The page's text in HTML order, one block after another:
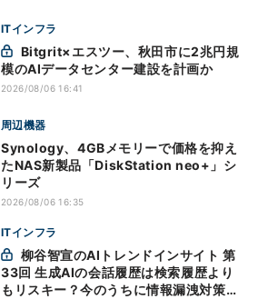
ITインフラ
模のAIデータセンター建設を計画か
2026/08/06 16:41
周辺機器
Synology、4GBメモリーで価格を抑え
たNAS新製品「DiskStation neo+」シ
リーズ
2026/08/06 16:35
ITインフラ
33回 生成AIの会話履歴は検索履歴より
もリスキー？今のうちに情報漏洩対策を